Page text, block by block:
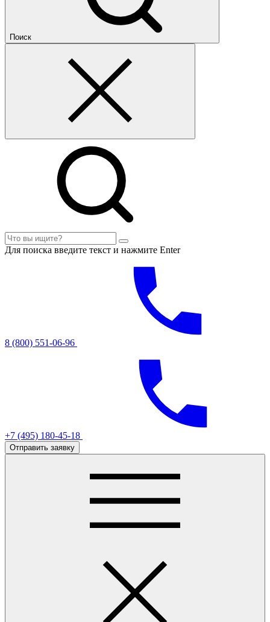
Поиск
Для поиска введите текст и нажмите Enter
8 (800) 551-06-96
+7 (495) 180-45-18
Отправить заявку